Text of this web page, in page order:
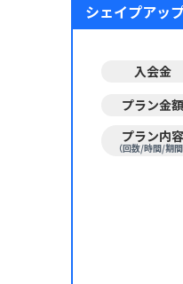
シェイプアッ
入会金
プラン金額
プラン内容
（回数/時間/期間